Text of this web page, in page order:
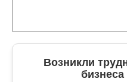
Возникли